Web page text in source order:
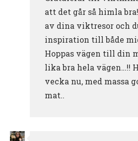
att det går så himla
av dina viktresor och
inspiration till både
Hoppas vägen till din
lika bra hela vägen…!!
vecka nu, med massa
mat..